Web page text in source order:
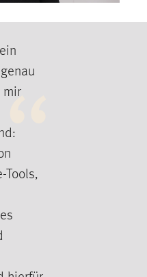
mir
Tools,
mibew_locale = 3